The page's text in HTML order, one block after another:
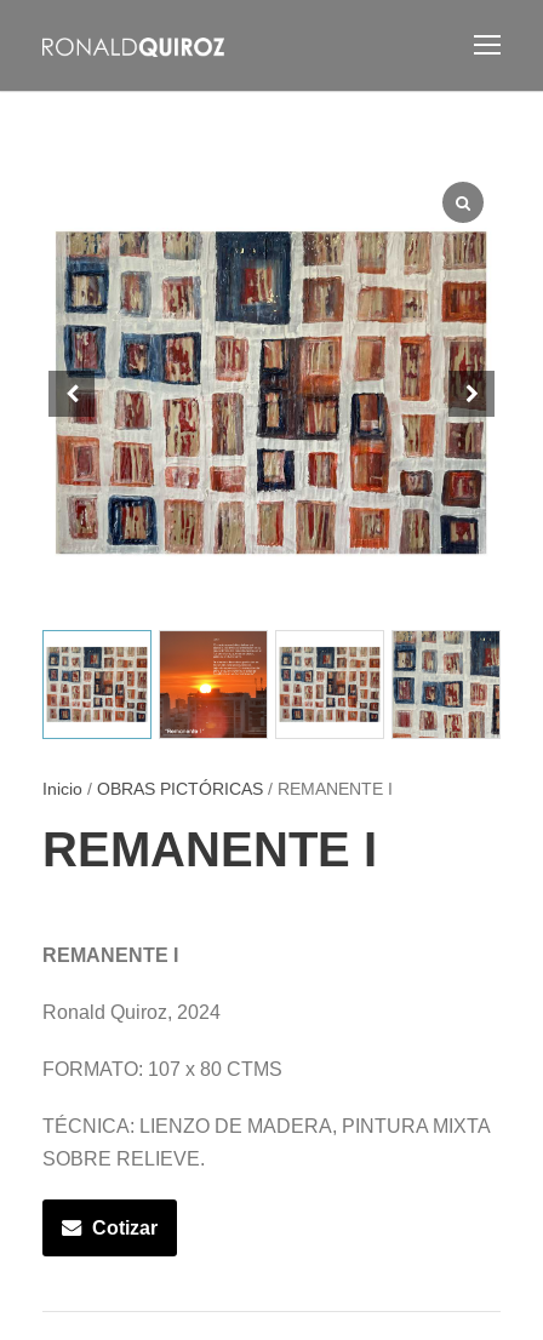
Inicio / OBRAS PICTÓRICAS / REMANENTE I
REMANENTE I
REMANENTE I
Ronald Quiroz, 2024
FORMATO: 107 x 80 CTMS
TÉCNICA: LIENZO DE MADERA, PINTURA MIXTA
SOBRE RELIEVE.
Cotizar